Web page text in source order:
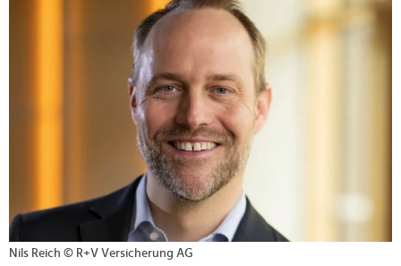
Nils Reich © R+V Versicherung AG